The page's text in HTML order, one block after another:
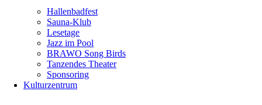
Hallenbadfest
Sauna-Klub
Lesetage
Jazz im Pool
BRAWO Song Birds
Tanzendes Theater
Sponsoring
Kulturzentrum